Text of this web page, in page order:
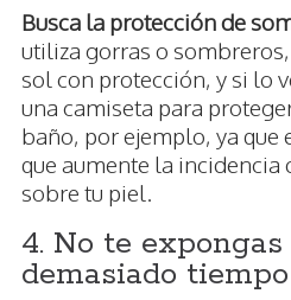
Busca la protección de
utiliza gorras o
sol con protección, y si lo
una camiseta para
baño, por ejemplo, ya que
que aumente la incidencia
sobre tu piel.
4. No te
demasiado tiempo